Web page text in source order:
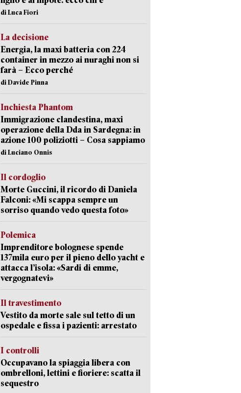
di Luca Fiori
La decisione
Energia, la maxi batteria con 224
container in mezzo ai nuraghi non si
farà – Ecco perché
di Davide Pinna
Inchiesta Phantom
Immigrazione clandestina, maxi
operazione della Dda in Sardegna: in
azione 100 poliziotti – Cosa sappiamo
di Luciano Onnis
Il cordoglio
Morte Guccini, il ricordo di Daniela
Falconi: «Mi scappa sempre un
sorriso quando vedo questa foto»
Polemica
Imprenditore bolognese spende
137mila euro per il pieno dello yacht e
attacca l’isola: «Sardi di emme,
vergognatevi»
Il travestimento
Vestito da morte sale sul tetto di un
ospedale e fissa i pazienti: arrestato
I controlli
Occupavano la spiaggia libera con
ombrelloni, lettini e fioriere: scatta il
sequestro